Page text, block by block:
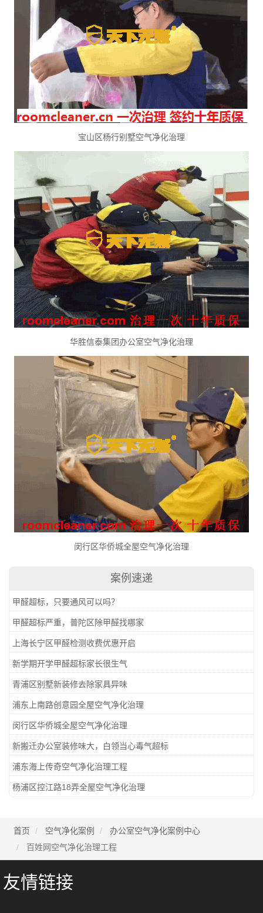
宝山区杨行别墅空气净化治理
华胜信泰集团办公室空气净化治理
闵行区华侨城全屋空气净化治理
案例速递
甲醛超标，只要通风可以吗？
甲醛超标严重，普陀区除甲醛找哪家
上海长宁区甲醛检测收费优惠开启
新学期开学甲醛超标家长很生气
青浦区别墅新装修去除家具异味
浦东上南路创意园全屋空气净化治理
闵行区华侨城全屋空气净化治理
新搬迁办公室装修味大，白领当心毒气超标
浦东海上传奇空气净化治理工程
杨浦区控江路18弄全屋空气净化治理
首页 空气净化案例
办公室空气净化案例中心
百姓网空气净化治理工程
友情链接